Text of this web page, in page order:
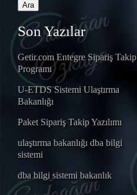
Son Yazılar
Getir.com Entegre Sipariş Takip
Programı
U-ETDS Sistemi Ulaştırma
Bakanlığı
Paket Sipariş Takip Yazılımı
ulaştırma bakanlığı dba bilgi
sistemi
dba bilgi sistemi bakanlık